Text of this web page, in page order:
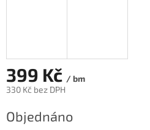
399 Kč / bm
330 Kč bez DPH
cena:
Objednáno